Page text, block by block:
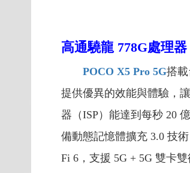
高通驍龍 778G處理器
POCO X5 Pro 5G搭載
提供優異的效能與體驗，
器（ISP）能達到每秒 20
備動態記憶體擴充 3.0 技
Fi 6，支援 5G + 5G 雙卡雙